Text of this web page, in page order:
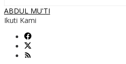
ABDUL MU'TI
Ikuti Kami